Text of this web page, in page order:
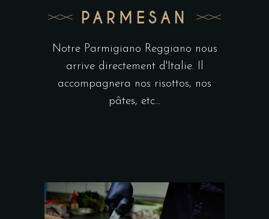
PARMESAN
Notre Parmigiano Reggiano nous
arrive directement d'Italie. Il
accompagnera nos risottos, nos
pâtes, etc...